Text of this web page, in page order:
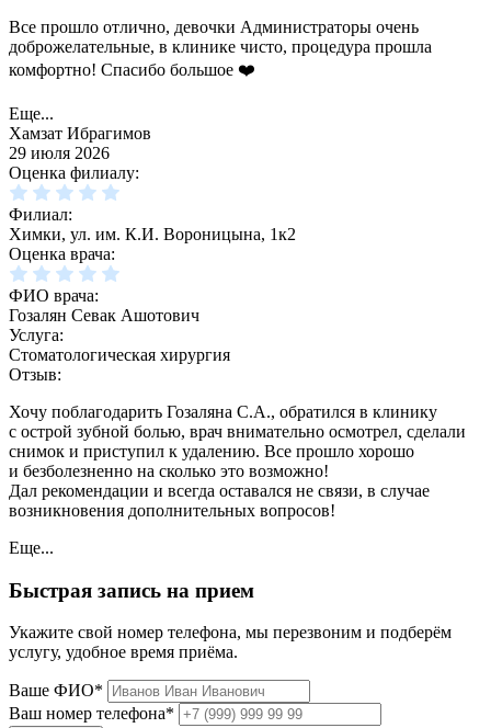
Все прошло отлично, девочки Администраторы очень
доброжелательные, в клинике чисто, процедура прошла
комфортно! Спасибо большое ❤️
Еще...
Хамзат Ибрагимов
29 июля 2026
Оценка филиалу:
Филиал:
Химки, ул. им. К.И. Вороницына, 1к2
Оценка врача:
ФИО врача:
Гозалян Севак Ашотович
Услуга:
Стоматологическая хирургия
Отзыв:
Хочу поблагодарить Гозаляна С.А., обратился в клинику
с острой зубной болью, врач внимательно осмотрел, сделали
снимок и приступил к удалению. Все прошло хорошо
и безболезненно на сколько это возможно!
Дал рекомендации и всегда оставался не связи, в случае
возникновения дополнительных вопросов!
Еще...
Быстрая запись на прием
Укажите свой номер телефона, мы перезвоним и подберём
услугу, удобное время приёма.
Ваше ФИО*
Ваш номер телефона*